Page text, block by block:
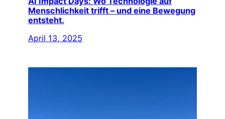
Menschlichkeit trifft – und eine Bewegung
entsteht.
April 13, 2025